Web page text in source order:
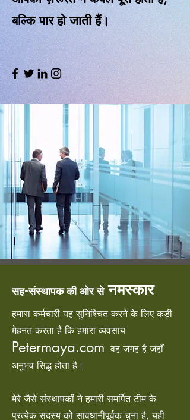
बल्कि पार हो जाती हैं।
सह-संस्थापक की ओर से नमस्कार
हमारा कर्मचारी यह सुनिश्चित करने के लिए कड़ी
मेहनत करता है कि हमारा व्यवसाय
Petermaya.com वह जगह है जहाँ
अनुभव सिद्ध होता है।
मेरे जैसे संस्थापकों ने हमारी समर्पित टीम के
प्रत्येक सदस्य को सावधानीपूर्वक चुना है, यही